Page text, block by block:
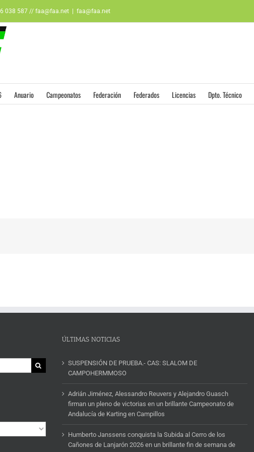
038 587 // faa@faa.net faa@faa.net
Anuario Campeonatos Federación Federados Licencias Dpto. Técnico
ÚLTIMAS NOTICIAS
SUSPENSIÓN DE PRUEBA.- CAS: SLALOM DE
CAMPOHERMMOSO
Adrián Jiménez, Alessandro Reuvers y Alejandro Guasch
firman un pleno de victorias en un brillante Campeonato de
Andalucía de Karting en Campillos
Humberto Janssens conquista la Subida al Cerro de los
Cañones de Lanjarón 2026 en un brillante fin de semana de